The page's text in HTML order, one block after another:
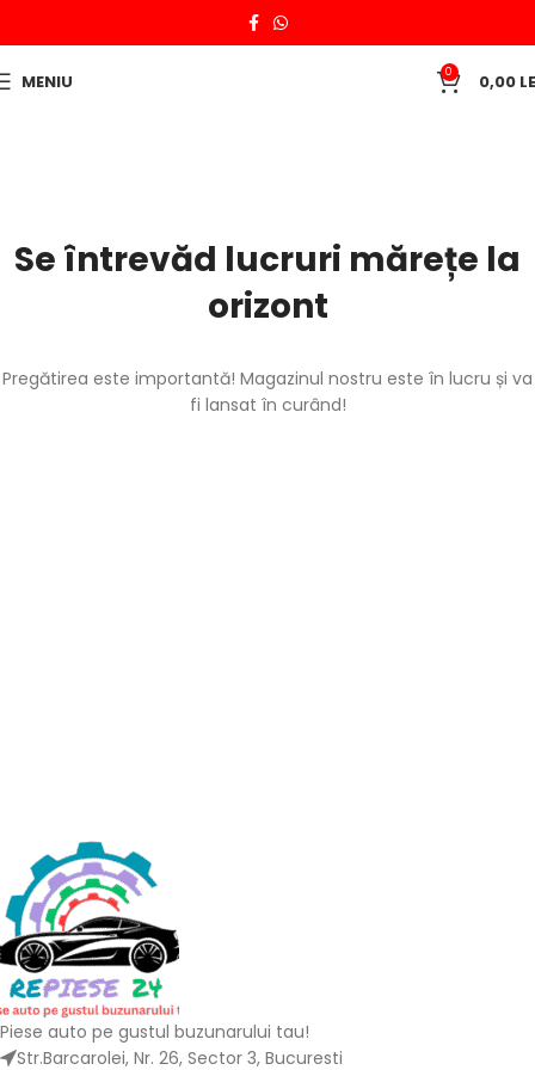
MENIU 0 0,00
Se întrevăd lucruri mărețe la
orizont
Pregătirea este importantă! Magazinul nostru este în lucru și va
fi lansat în curând!
Piese auto pe gustul buzunarului tau!
Str.Barcarolei, Nr. 26, Sector 3, Bucuresti